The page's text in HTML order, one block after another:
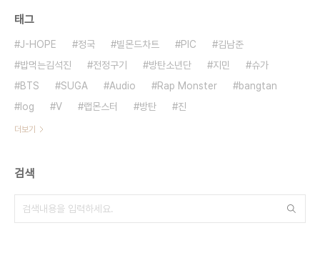
태그
J-HOPE 정국 빌몬드차트 PIC
김남준
밥먹는김석진
전정구기 방탄소년단 지민
슈가
BTS
SUGA Audio Rap Monster
bangtan
log
V 랩몬스터 방탄 진
더보기
검색